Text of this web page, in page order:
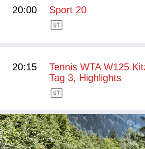
20:00 Sport 20
20:15
Tennis WTA W125
Tag 3, Highlights